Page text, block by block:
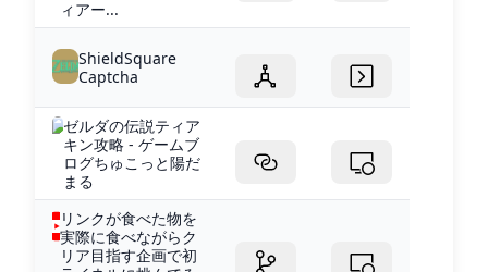
ィアー...
ShieldSquare
Captcha
ゼルダの伝説ティア
キン攻略 - ゲームブ
ログちゅこっと陽だ
まる
リンクが食べた物を
実際に食べながらク
リア目指す企画で初